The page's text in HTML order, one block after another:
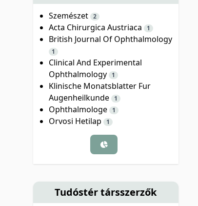
Szemészet 2
Acta Chirurgica Austriaca 1
British Journal Of Ophthalmology
1
Clinical And Experimental
Ophthalmology
1
Klinische Monatsblatter Fur
Augenheilkunde
1
Ophthalmologe 1
Orvosi Hetilap 1
Tudóstér társszerzők